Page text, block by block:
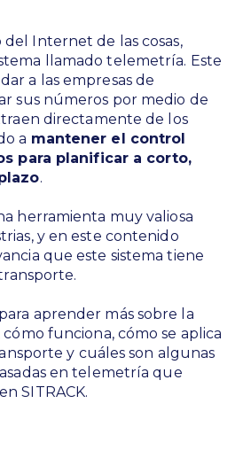
Internet de las cosas,
llamado telemetría. Este
a las empresas de
sus números por medio de
directamente de los
a mantener el control
para planificar a corto,
.
herramienta muy valiosa
y en este contenido
que este sistema tiene
aprender más sobre la
funciona, cómo se aplica
y cuáles son algunas
en telemetría que
SITRACK.